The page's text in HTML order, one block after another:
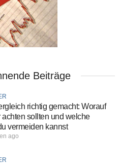
Beiträge
richtig gemacht: Worauf
achten sollten und welche
vermeiden kannst
ago